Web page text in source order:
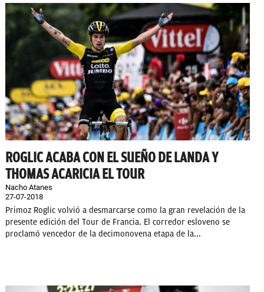
ROGLIC ACABA CON EL SUEÑO DE LANDA Y
THOMAS ACARICIA EL TOUR
Nacho Atanes
27-07-2018
Primoz Roglic volvió a desmarcarse como la gran revelación de la
presente edición del Tour de Francia. El corredor esloveno se
proclamó vencedor de la decimonovena etapa de la...